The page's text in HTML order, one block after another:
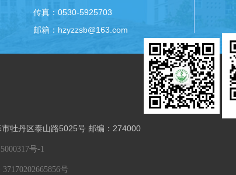
传真：0530-5925703
邮箱：hzyzzsb@163.com
牡丹区泰山路5025号 邮编：274000
号-1
号